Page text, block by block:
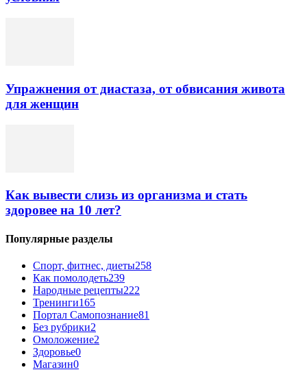
Упражнения от диастаза, от обвисания живота
для женщин
Как вывести слизь из организма и стать
здоровее на 10 лет?
Популярные разделы
Спорт, фитнес, диеты258
Как помолодеть239
Народные рецепты222
Тренинги165
Портал Самопознание81
Без рубрики2
Омоложение2
Здоровье0
Магазин0